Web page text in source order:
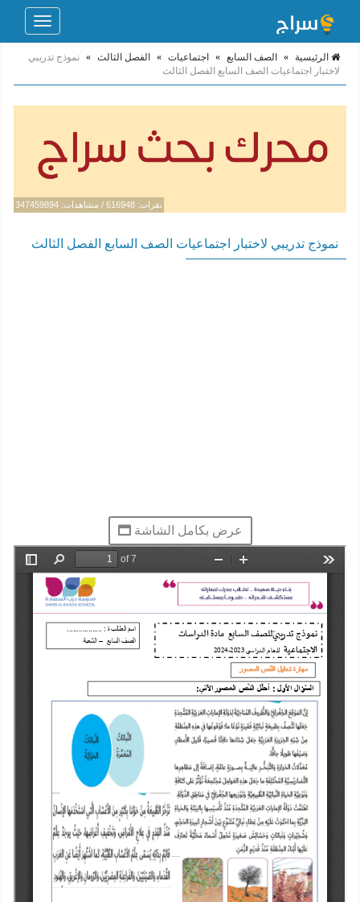
Toggle
الرئيسية » الصف السابع » اجتماعيات » الفصل الثالث » نموذج تدريبي
لاختبار اجتماعيات الصف السابع الفصل الثالث
نقرات: 616948 / مشاهدات: 347459894
نموذج تدريبي لاختبار اجتماعيات الصف السابع الفصل الثالث
عرض بكامل الشاشة